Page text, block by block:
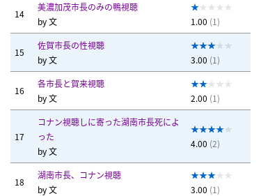
14
美濃加茂市長のみの鴨視聴
by文 1.00 (1)
15
佐賀市長の性視聴
by文 3.00 (1)
16
各市長と賀来視聴
by文 2.00 (1)
17
コナン視聴しに寄った湖南市長死によ
った
by文
4.00 (2)
18
湖南市長、コナン視聴
by文 3.00 (1)